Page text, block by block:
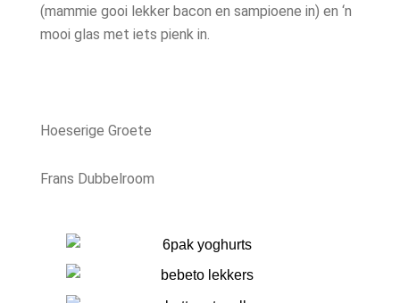
(mammie gooi lekker bacon en sampioene in) en ‘n
mooi glas met iets pienk in.
Hoeserige Groete
Frans Dubbelroom